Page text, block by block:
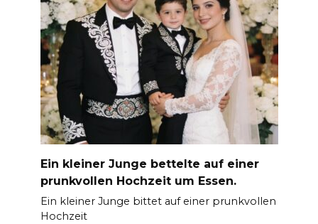
Ein kleiner Junge bettelte auf einer
prunkvollen Hochzeit um Essen.
Ein kleiner Junge bittet auf einer prunkvollen
Hochzeit